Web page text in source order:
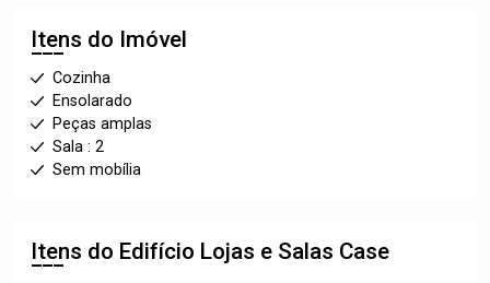
Itens do Imóvel
Cozinha
Ensolarado
Peças amplas
Sala : 2
Sem mobília
Itens do Edifício Lojas e Salas Case